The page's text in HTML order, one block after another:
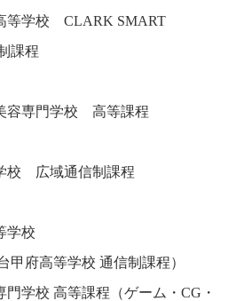
等学校 CLARK SMART
課程
容専門学校 高等課程
校 広域通信制課程
学校
甲府高等学校 通信制課程）
門学校 高等課程（ゲーム・CG・